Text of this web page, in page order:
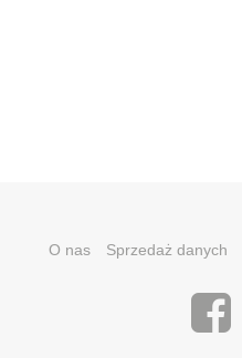
O nas Sprzedaż danych